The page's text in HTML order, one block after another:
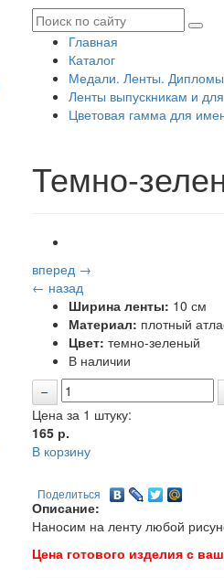
Главная
Каталог
Медали. Ленты. Дипломы.
Ленты выпускникам и
Цветовая гамма для
Темно-
вперед →
← назад
Ширина ленты: 10 см
Материал: плотный
Цвет: темно-зеленый
В наличии
Цена за 1 штуку:
165р.
В корзину
Поделиться
Описание:
Наносим на ленту любой
Цена готового изделия с